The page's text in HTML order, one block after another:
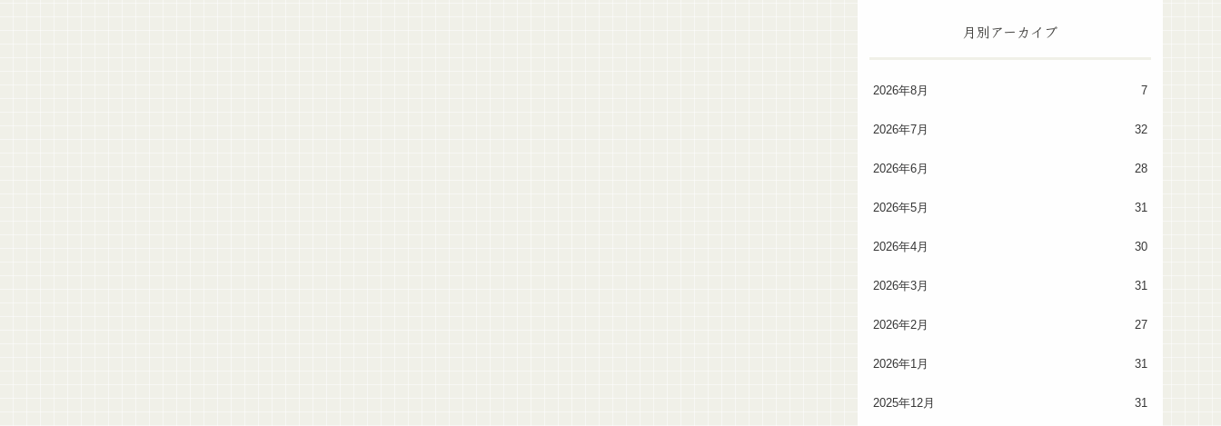
月別アーカイブ
2026年8月 7
2026年7月 32
2026年6月 28
2026年5月 31
2026年4月 30
2026年3月 31
2026年2月 27
2026年1月 31
2025年12月 31